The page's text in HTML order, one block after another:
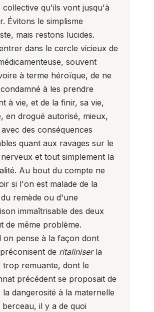
collective qu'ils vont jusqu'à
Évitons le simplisme
mais restons lucides.
dans le cercle vicieux de
souvent
à terme héroïque, de ne
à les prendre
à vie, et de la finir, sa vie,
en drogué autorisé, mieux,
des conséquences
quant aux ravages sur le
et tout simplement la
Au bout du compte ne
si l'on est malade de la
du remède ou d'une
immaîtrisable des deux
de même problème.
on pense à la façon dont
de ritaliniserla
trop remuante, dont le
précédent se proposait de
la dangerosité à la maternelle
berceau, il y a de quoi